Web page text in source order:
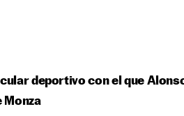
deportivo con el que